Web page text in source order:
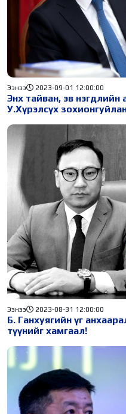
Энх тайван, эв нэгдлийн
У.Хүрэлсүх
Ээнээ 2023-09-01 12:00:00
Б. Ганхуягийн үг
түүнийг хамгаал!
Ээнээ 2023-08-31 12:00:00